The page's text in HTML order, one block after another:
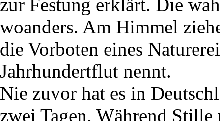
zur Festung erklärt. Die
woanders. Am Himmel
die Vorboten eines
Jahrhundertflut nennt.
Nie zuvor hat es in
zwei Tagen. Während